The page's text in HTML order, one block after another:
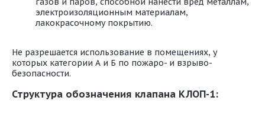
электроизоляционным материалам,
лакокрасочному покрытию.
Не разрешается использование в помещениях, у
которых категории А и Б по пожаро- и взрыво-
безопасности.
Структура обозначения клапана КЛОП-1: